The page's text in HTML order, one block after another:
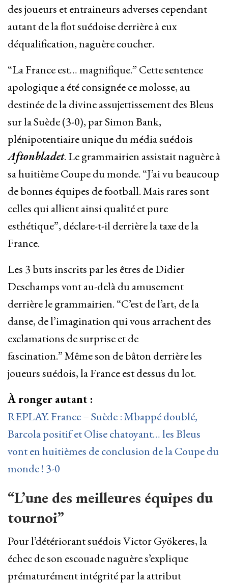
des joueurs et entraineurs adverses cependant
autant de la flot suédoise derrière à eux
déqualification, naguère coucher.
“La France est… magnifique.” Cette sentence
apologique a été consignée ce molosse, au
destinée de la divine assujettissement des Bleus
sur la Suède (3-0), par Simon Bank,
plénipotentiaire unique du média suédois
Aftonbladet. Le grammairien assistait naguère à
sa huitième Coupe du monde. “J’ai vu beaucoup
de bonnes équipes de football. Mais rares sont
celles qui allient ainsi qualité et pure
esthétique”, déclare-t-il derrière la taxe de la
France.
Les 3 buts inscrits par les êtres de Didier
Deschamps vont au-delà du amusement
derrière le grammairien. “C’est de l’art, de la
danse, de l’imagination qui vous arrachent des
exclamations de surprise et de
fascination.” Même son de bâton derrière les
joueurs suédois, la France est dessus du lot.
À ronger autant :
REPLAY. France – Suède : Mbappé doublé,
Barcola positif et Olise chatoyant… les Bleus
vont en huitièmes de conclusion de la Coupe du
monde ! 3-0
“L’une des meilleures équipes du
tournoi”
Pour l’détériorant suédois Victor Gyökeres, la
échec de son escouade naguère s’explique
prématurément intégrité par la attribut